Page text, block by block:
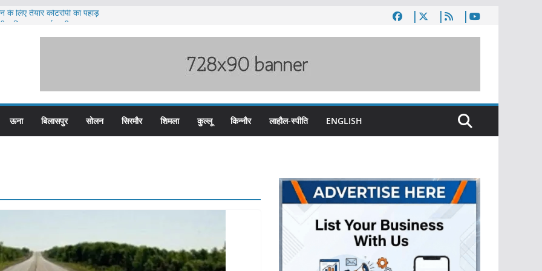
लिए तैयार कोटरोपी का पहाड़
के तीन कर्मचारी सस्पेंड
ऊना बिलासपुर सोलन सिरमौर शिमला कुल्लू किन्नौर लाहौल-स्पीति ENGLISH